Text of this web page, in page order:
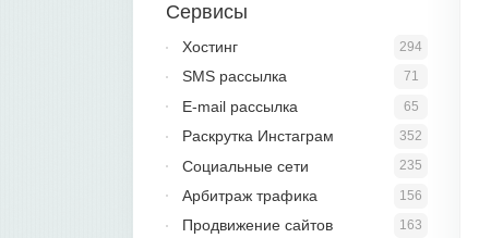
Сервисы
294
Хостинг
71
SMS рассылка
65
E-mail рассылка
352
Раскрутка Инстаграм
235
Социальные сети
156
Арбитраж трафика
163
Продвижение сайтов